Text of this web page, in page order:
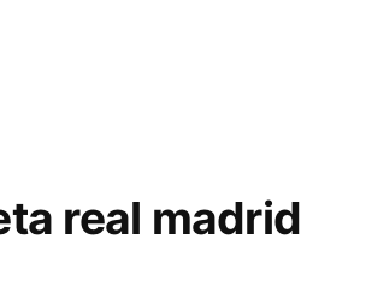
real madrid